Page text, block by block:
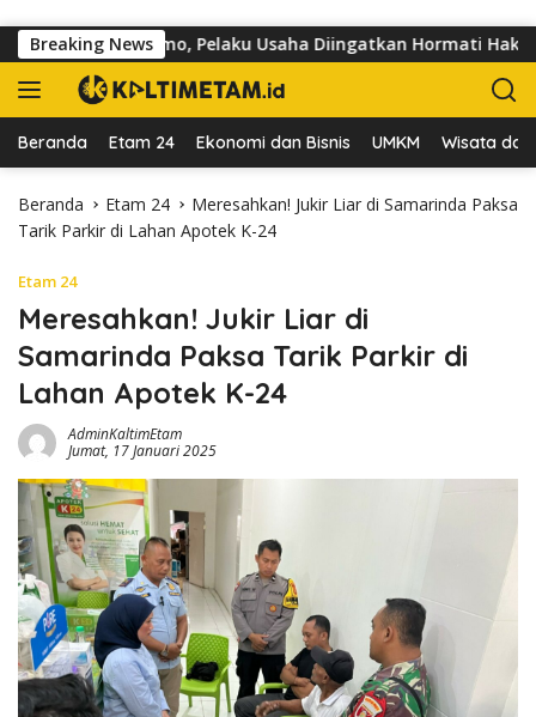
Breaking News
dr Sutomo, Pelaku Usaha Diingatkan Hormati Hak Pejalan
Beranda Etam 24 Ekonomi dan Bisnis UMKM Wisata dan
Beranda Etam 24
Meresahkan! Jukir Liar di Samarinda Paksa
Tarik Parkir di Lahan Apotek K-24
Etam 24
Meresahkan! Jukir Liar di
Samarinda Paksa Tarik Parkir di
Lahan Apotek K-24
AdminKaltimEtam
Jumat, 17 Januari 2025